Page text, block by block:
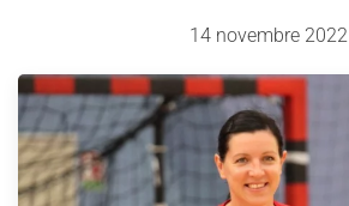
14 novembre 2022